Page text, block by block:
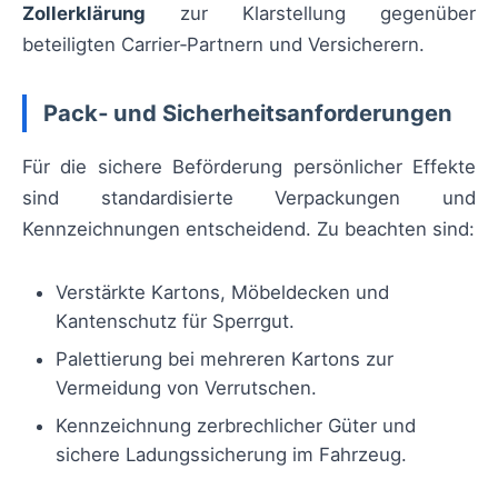
Zollerklärung zur Klarstellung gegenüber
beteiligten Carrier‑Partnern und Versicherern.
Pack‑ und Sicherheitsanforderungen
Für die sichere Beförderung persönlicher Effekte
sind standardisierte Verpackungen und
Kennzeichnungen entscheidend. Zu beachten sind:
Verstärkte Kartons, Möbeldecken und
Kantenschutz für Sperrgut.
Palettierung bei mehreren Kartons zur
Vermeidung von Verrutschen.
Kennzeichnung zerbrechlicher Güter und
sichere Ladungssicherung im Fahrzeug.